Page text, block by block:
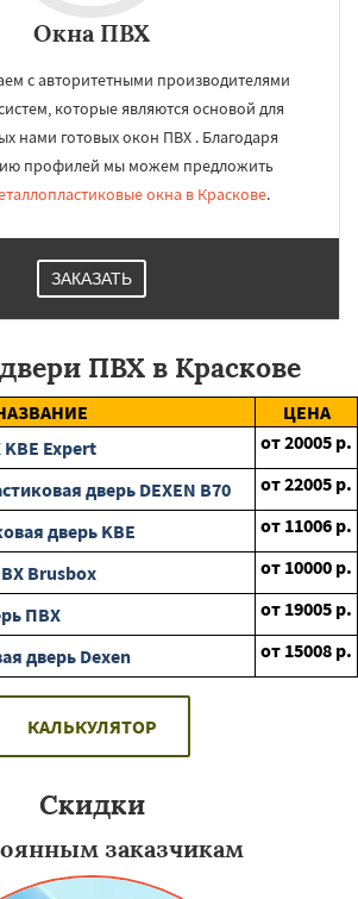
Окна ПВХ
с авторитетными производителями
которые являются основой для
нами готовых окон ПВХ . Благодаря
профилей мы можем предложить
окна в Краскове.
ЗАКАЗАТЬ
ПВХ в Краскове
ЦЕНА
Expert
от20005 р.
дверь DEXEN B70
от22005 р.
дверь KBE
от 11006 р.
Brusbox
от 10000 р.
ПВХ
от 19005 р.
дверь Dexen
от 15008 р.
КАЛЬКУЛЯТОР
Скидки
заказчикам